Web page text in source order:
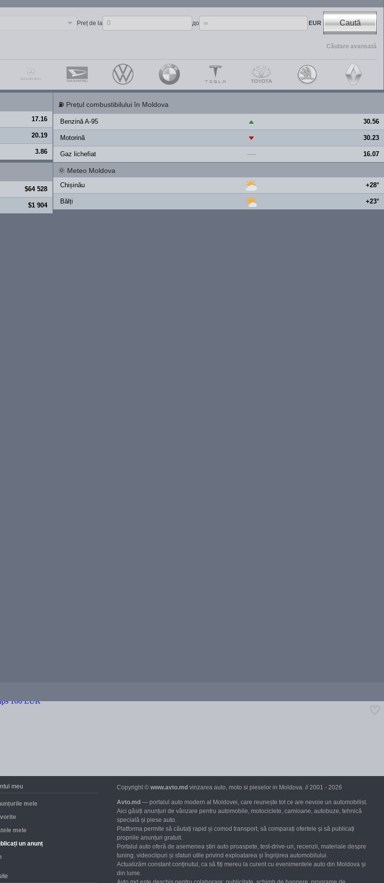
Preț de la до EUR Caută
Căutare avansată
17.16
20.19
3.86
⛽ Prețul combustibilului în Moldova
Benzină A-95 ▲ 30.56
Motorină ▼ 30.23
Gaz lichefiat — 16.07
$64 528
$1 904
🌞 Meteo Moldova
Chișinău +28°
Bălți +23°
meu
mele
mele
un anunț
Copyright ©www.avto.md vinzarea auto, moto si pieselor in Moldova. // 2001 - 2026
Avto.md — portalul auto modern al Moldovei, care reunește tot ce are nevoie un automobilist.
Aici găsiți anunțuri de vânzare pentru automobile, motociclete, camioane, autobuze, tehnică
specială și piese auto.
Platforma permite să căutați rapid și comod transport, să comparați ofertele și să publicați
propriile anunțuri gratuit.
Portalul auto oferă de asemenea știri auto proaspete, test-drive-uri, recenzii, materiale despre
tuning, videoclipuri și sfaturi utile privind exploatarea și îngrijirea automobilului.
Actualizăm constant conținutul, ca să fiți mereu la curent cu evenimentele auto din Moldova și
din lume.